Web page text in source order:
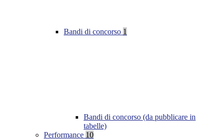
Bandi di concorso 1
Bandi di concorso (da pubblicare in
tabelle)
Performance 10